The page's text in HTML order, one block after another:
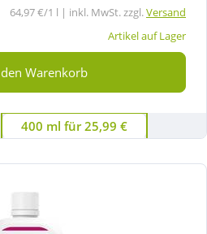
64,97 €/1 l | inkl. MwSt. zzgl.Versand
Artikel auf Lager
Warenkorb
400 ml für 25,99 €